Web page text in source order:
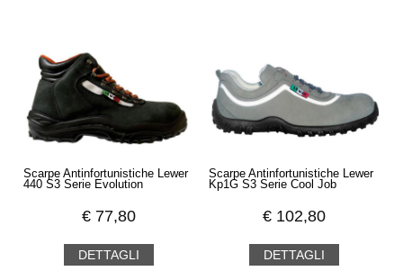
Scarpe Antinfortunistiche Lewer
440 S3 Serie Evolution
€ 77,80
DETTAGLI
Scarpe Antinfortunistiche Lewer
Kp1G S3 Serie Cool Job
€ 102,80
DETTAGLI